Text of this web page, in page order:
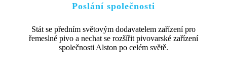
Poslání společnosti
Stát se předním světovým dodavatelem zařízení pro
řemeslné pivo a nechat se rozšířit pivovarské zařízení
společnosti Alston po celém světě.